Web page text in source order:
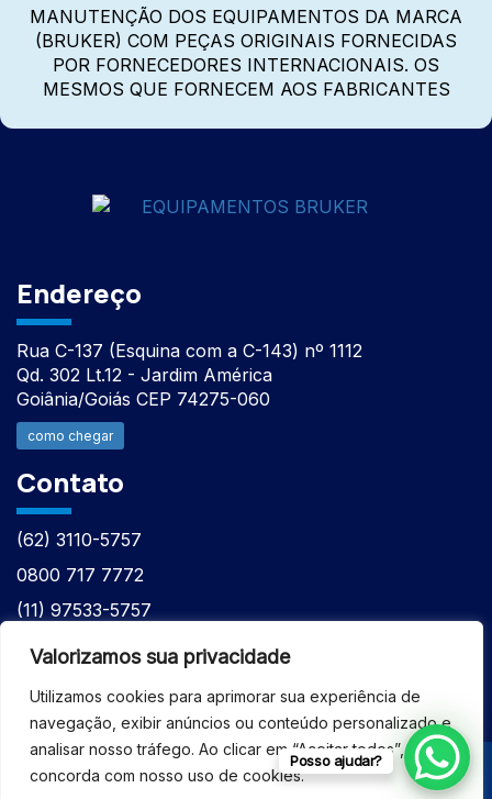
Valorizamos sua privacidade
Utilizamos cookies para aprimorar sua experiência de
navegação, exibir anúncios ou conteúdo personalizado e
analisar nosso tráfego. Ao clicar em “Aceitar todos”, você
concorda com nosso uso de cookies.
MANUTENÇÃO DOS EQUIPAMENTOS DA MARCA
(BRUKER) COM PEÇAS ORIGINAIS FORNECIDAS
POR FORNECEDORES INTERNACIONAIS. OS
MESMOS QUE FORNECEM AOS FABRICANTES
Endereço
Rua C-137 (Esquina com a C-143) nº 1112
Qd. 302 Lt.12 - Jardim América
Goiânia/Goiás CEP 74275-060
como chegar
Contato
(62) 3110-5757
0800 717 7772
(11) 97533-5757
(62) 98610-7777
© 2026 - ASSISTÊNCIA TÉCNICA ESPECIALIZADA
Posso ajudar?